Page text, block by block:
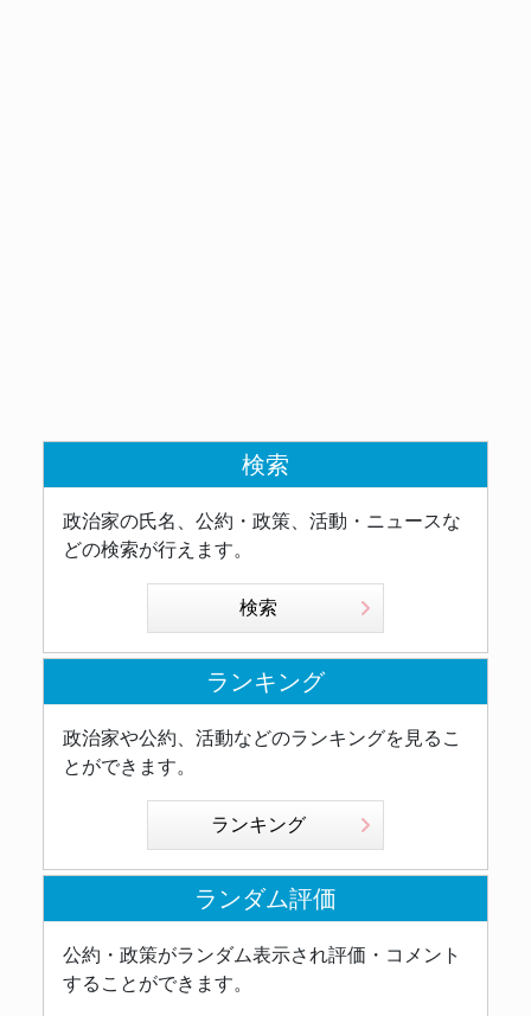
検索
政治家の氏名、公約・政策、活動・ニュースな
どの検索が行えます。
検索
ランキング
政治家や公約、活動などのランキングを見るこ
とができます。
ランキング
ランダム評価
公約・政策がランダム表示され評価・コメント
することができます。